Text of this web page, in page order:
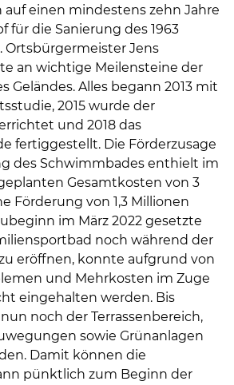
einen mindestens zehn Jahre
für die Sanierung des 1963
Ortsbürgermeister Jens
an wichtige Meilensteine der
Geländes. Alles begann 2013 mit
2015 wurde der
und 2018 das
fertiggestellt. Die Förderzusage
des Schwimmbades enthielt im
Gesamtkosten von 3
Förderung von 1,3 Millionen
im März 2022 gesetzte
noch während der
eröffnen, konnte aufgrund von
und Mehrkosten im Zuge
eingehalten werden. Bis
noch der Terrassenbereich,
sowie Grünanlagen
Damit können die
pünktlich zum Beginn der